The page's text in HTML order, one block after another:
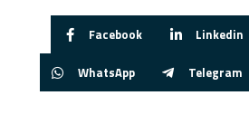
Facebook Linkedin
WhatsApp Telegram